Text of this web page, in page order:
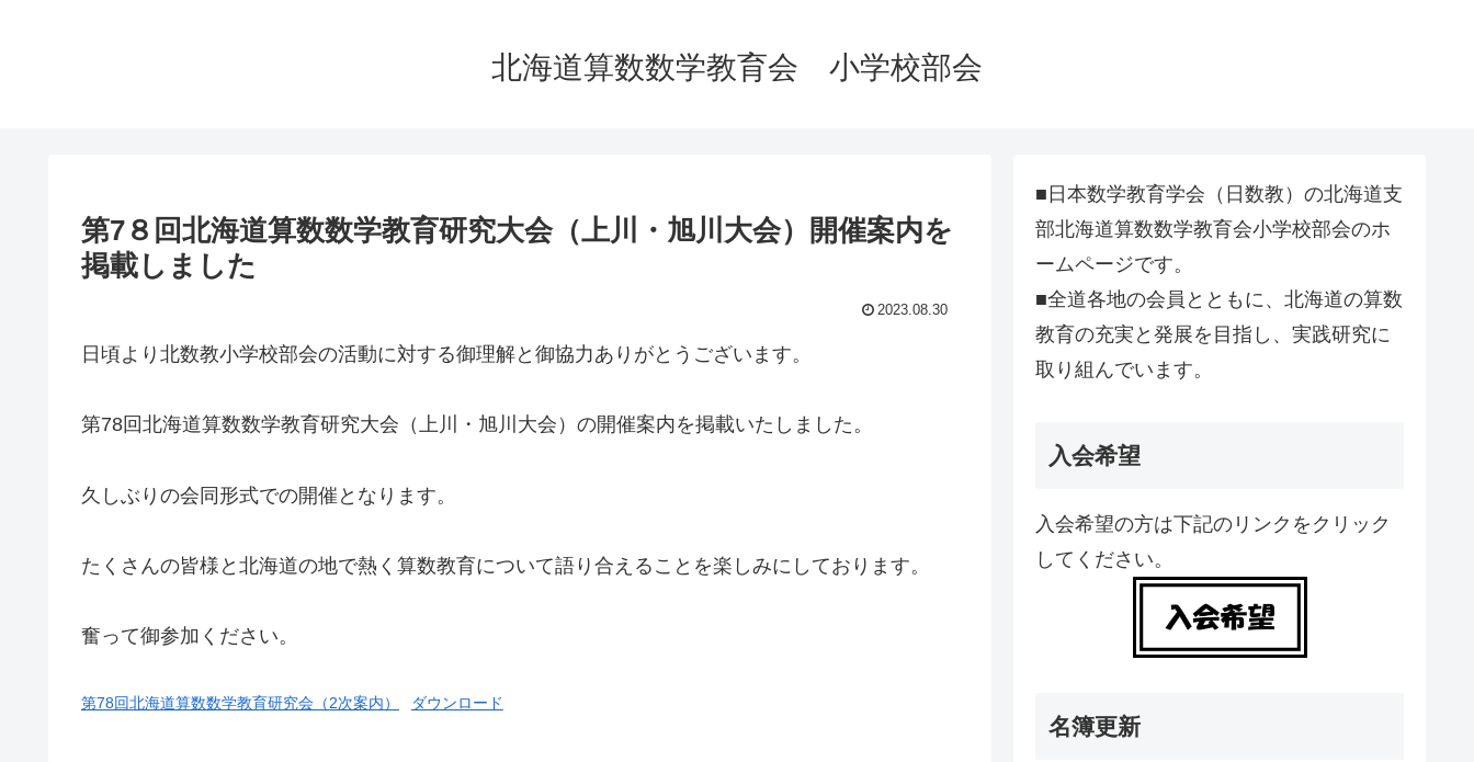
北海道算数数学教育会 小学校部会
第7８回北海道算数数学教育研究大会（上川・旭川大会）開催案内を
掲載しました
2023.08.30
日頃より北数教小学校部会の活動に対する御理解と御協力ありがとうございます。
第78回北海道算数数学教育研究大会（上川・旭川大会）の開催案内を掲載いたしました。
久しぶりの会同形式での開催となります。
たくさんの皆様と北海道の地で熱く算数教育について語り合えることを楽しみにしております。
奮って御参加ください。
第78回北海道算数数学教育研究会（2次案内） ダウンロード
■日本数学教育学会（日数教）の北海道支
部北海道算数数学教育会小学校部会のホ
ームページです。
■全道各地の会員とともに、北海道の算数
教育の充実と発展を目指し、実践研究に
取り組んでいます。
入会希望
入会希望の方は下記のリンクをクリック
してください。
名簿更新